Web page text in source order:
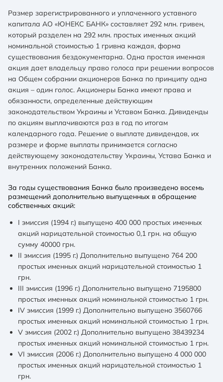
Размер зарегистрированного и уплаченного уставного
капитала АО «ЮНЕКС БАНК» составляет 292 млн. гривен,
который разделен на 292 млн. простых именных акций
номинальной стоимостью 1 гривна каждая, форма
существования бездокументарна. Одна простая именная
акция дает владельцу право голоса при решении вопросов
на Общем собрании акционеров Банка по принципу одна
акция – один голос. Акционеры Банка имеют права и
обязанности, определенные действующим
законодательством Украины и Уставом Банка. Дивиденды
по акциям выплачиваются раз в год по итогам
календарного года. Решение о выплате дивидендов, их
размере и форме выплаты принимается согласно
действующему законодательству Украины, Устава Банка и
внутренних положений Банка.
За годы существования Банка было произведено восемь
размещений дополнительно выпущенных в обращение
собственных акций:
I эмиссия (1994 г.) выпущено 400 000 простых именных
акций нарицательной стоимостью 0,1 грн. на общую
сумму 40000 грн.
II эмиссия (1995 г.) Дополнительно выпущено 764 200
простых именных акций нарицательной стоимостью 1
грн.
III эмиссия (1996 г.) Дополнительно выпущено 7195800
простых именных акций номинальной стоимостью 1 грн.
IV эмиссия (1999 г.) Дополнительно выпущено 3560766
простых именных акций номинальной стоимостью 1 грн.
V эмиссия (2002 г.) Дополнительно выпущено 38439234
простых именных акций номинальной стоимостью 1 грн.
VI эмиссия (2006 г.) Дополнительно выпущено 4 000 000
простых именных акций нарицательной стоимостью 1
грн.